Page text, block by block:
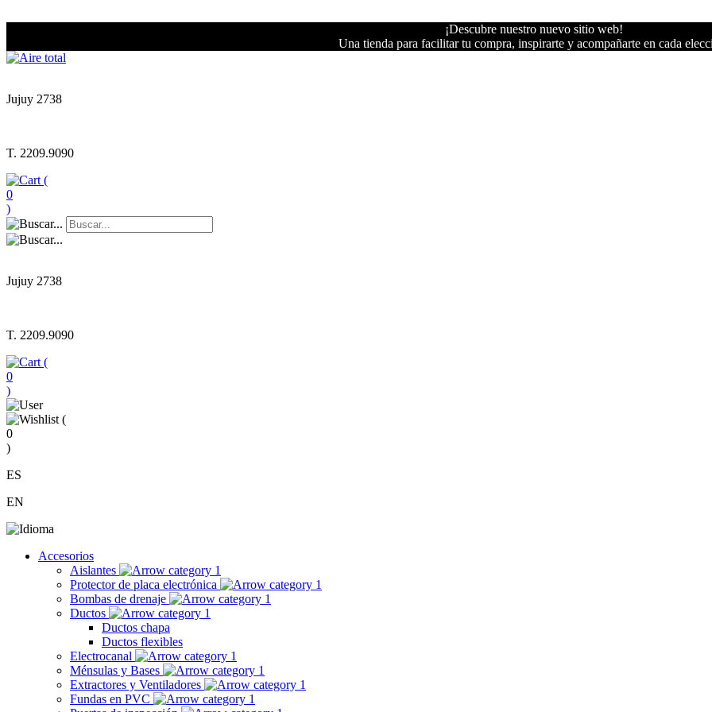
¡Descubre nuestro nuevo sitio web!
Una tienda para facilitar tu compra, inspirarte y acompañarte en cada
Jujuy 2738
T. 2209.9090
(
0
)
Jujuy 2738
T. 2209.9090
(
0
)
(
0
)
ES
EN
Accesorios
Aislantes
Protector de placa electrónica
Bombas de drenaje
Ductos
Ductos chapa
Ductos flexibles
Electrocanal
Ménsulas y Bases
Extractores y Ventiladores
Fundas en PVC